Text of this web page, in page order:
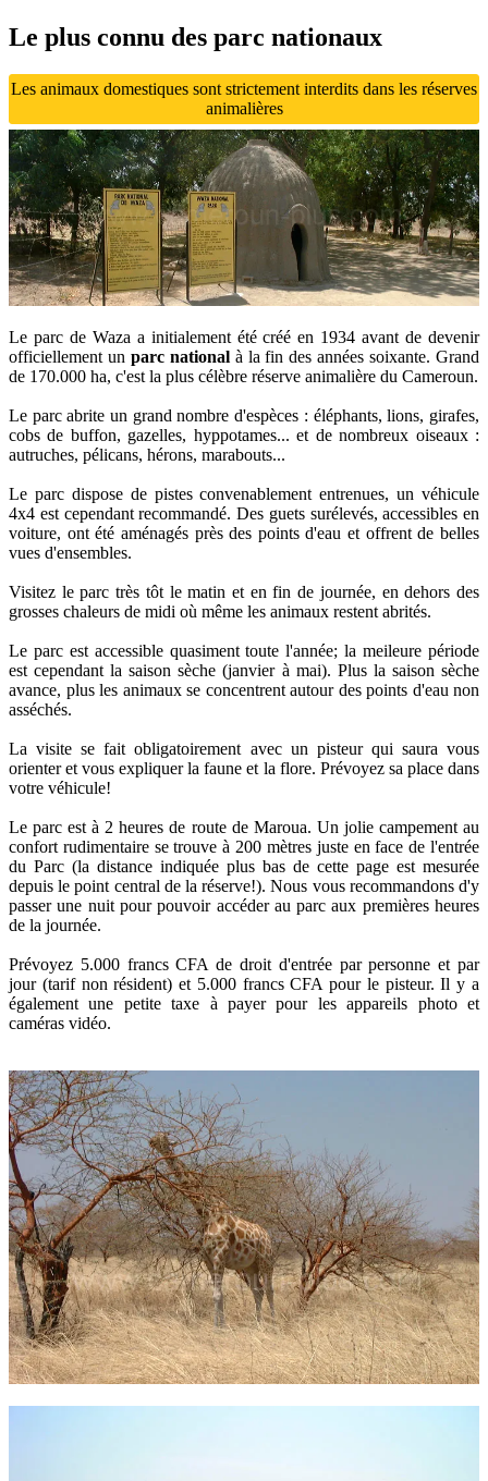
Le plus connu des parc nationaux
Les animaux domestiques sont strictement interdits dans les réserves
animalières
Le parc de Waza a initialement été créé en 1934 avant de devenir
officiellement un parc nationalà la fin des années soixante. Grand
de 170.000 ha, c'est la plus célèbre réserve animalière du Cameroun.
Le parc abrite un grand nombre d'espèces : éléphants, lions, girafes,
cobs de buffon, gazelles, hyppotames... et de nombreux oiseaux :
autruches, pélicans, hérons, marabouts...
Le parc dispose de pistes convenablement entrenues, un véhicule
4x4 est cependant recommandé. Des guets surélevés, accessibles en
voiture, ont été aménagés près des points d'eau et offrent de belles
vues d'ensembles.
Visitez le parc très tôt le matin et en fin de journée, en dehors des
grosses chaleurs de midi où même les animaux restent abrités.
Le parc est accessible quasiment toute l'année; la meileure période
est cependant la saison sèche (janvier à mai). Plus la saison sèche
avance, plus les animaux se concentrent autour des points d'eau non
asséchés.
La visite se fait obligatoirement avec un pisteur qui saura vous
orienter et vous expliquer la faune et la flore. Prévoyez sa place dans
votre véhicule!
Le parc est à 2 heures de route de Maroua. Un jolie campement au
confort rudimentaire se trouve à 200 mètres juste en face de l'entrée
du Parc (la distance indiquée plus bas de cette page est mesurée
depuis le point central de la réserve!). Nous vous recommandons d'y
passer une nuit pour pouvoir accéder au parc aux premières heures
de la journée.
Prévoyez 5.000 francs CFA de droit d'entrée par personne et par
jour (tarif non résident) et 5.000 francs CFA pour le pisteur. Il y a
également une petite taxe à payer pour les appareils photo et
caméras vidéo.